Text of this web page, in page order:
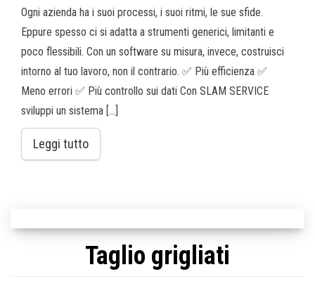
Ogni azienda ha i suoi processi, i suoi ritmi, le sue sfide.
Eppure spesso ci si adatta a strumenti generici, limitanti e
poco flessibili. Con un software su misura, invece, costruisci
intorno al tuo lavoro, non il contrario. ✅ Più efficienza ✅
Meno errori ✅ Più controllo sui dati Con SLAM SERVICE
sviluppi un sistema […]
Leggi tutto
Taglio grigliati